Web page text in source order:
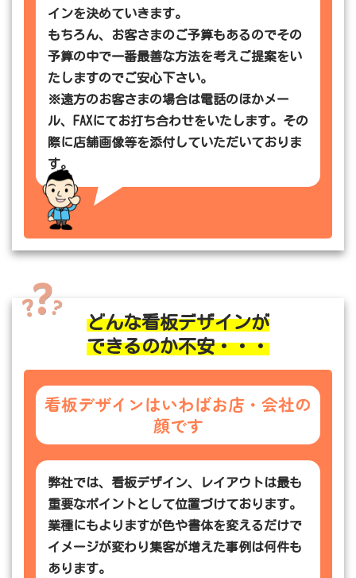
インを決めていきます。
もちろん、お客さまのご予算もあるのでその
予算の中で一番最善な方法を考えご提案をい
たしますのでご安心下さい。
※遠方のお客さまの場合は電話のほかメー
ル、FAXにてお打ち合わせをいたします。その
際に店舗画像等を添付していただいておりま
す。
どんな看板デザインが
できるのか不安・・・
看板デザインはいわばお店・会社の
顔です
弊社では、看板デザイン、レイアウトは最も
重要なポイントとして位置づけております。
業種にもよりますが色や書体を変えるだけで
イメージが変わり集客が増えた事例は何件も
あります。